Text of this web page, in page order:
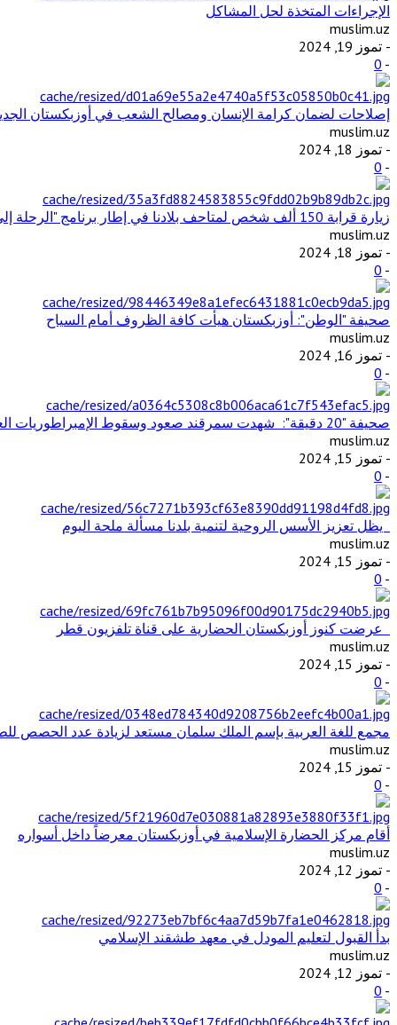
الإجراءات المتخذة لحل المشاكل
muslim.uz
- تموز 19, 2024
-
0
إصلاحات لضمان كرامة الإنسان ومصالح الشعب في أوزبكستان
muslim.uz
- تموز 18, 2024
-
0
زيارة قرابة 150 ألف شخص لمتاحف بلادنا في إطار برنامج "الرحلة إلى الماضي"
muslim.uz
- تموز 18, 2024
-
0
صحيفة "الوطن": أوزبكستان هيأت كافة الظروف أمام السياح
muslim.uz
- تموز 16, 2024
-
0
صحيفة "20 دقيقة": شهدت سمرقند صعود وسقوط الإمبراطوريات العظيمة وتفاعل الثقافات والحضارات المختلفة
muslim.uz
- تموز 15, 2024
-
0
يظل تعزيز الأسس الروحية لتنمية بلدنا مسألة ملحة اليوم
muslim.uz
- تموز 15, 2024
-
0
عرضت كنوز أوزبكستان الحضارية على قناة تلفزيون قطر
muslim.uz
- تموز 15, 2024
-
0
مجمع للغة العربية بإسم الملك سلمان مستعد لزيادة عدد الحصص
muslim.uz
- تموز 15, 2024
-
0
أقام مركز الحضارة الإسلامية في أوزبكستان معرضاً داخل أسواره
muslim.uz
- تموز 12, 2024
-
0
بدأ القبول لتعليم المودل في معهد طشقند الإسلامي
muslim.uz
- تموز 12, 2024
-
0